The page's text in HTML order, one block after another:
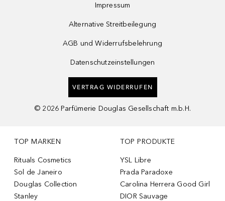
Impressum
Alternative Streitbeilegung
AGB und Widerrufsbelehrung
Datenschutzeinstellungen
VERTRAG WIDERRUFEN
© 2026 Parfümerie Douglas Gesellschaft m.b.H.
TOP MARKEN
Rituals Cosmetics
Sol de Janeiro
Douglas Collection
Stanley
TOP PRODUKTE
YSL Libre
Prada Paradoxe
Carolina Herrera Good Girl
DIOR Sauvage